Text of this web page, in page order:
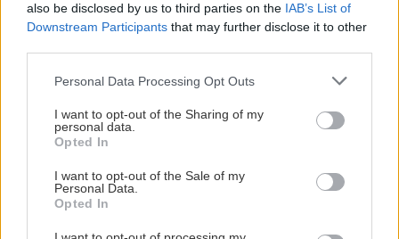
also be disclosed by us to third parties on the IAB’s List of
Downstream Participants that may further disclose it to other
Please note that this website/app uses one or more Google
not limited to your visit or usage behaviour. You may click to
grant or deny consent to Google and its third-party tags to
use your data for below specified purposes in below Google
consent section.
Personal Data Processing Opt Outs
I want to opt-out of the Sharing of my
personal data.
Opted In
I want to opt-out of the Sale of my
Personal Data.
Opted In
Ξεκινάς από τη μαγεία που είναι η Μονεμβασιά
και εξερευνείς… τα ανεξερεύνητα: Το μοναδικό
απολύτως νησιώτικα χωριουδάκια των Βατίκων,
το φαντασμαγορικό Σπήλαιο της Καστανιάς, το
απολιθωμένο δάσος του Αγίου Νικολάου και την
πανάρχαια βυθισμένη πολιτεία στο Παυλοπέτρι,
πριν πάρεις το πλοίο για μια από τις ωραιότερες
παραλίες της Ελλάδας, τον Σίμο της Ελαφονήσου.